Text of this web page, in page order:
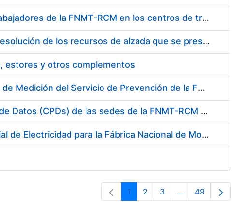
Suministro de gafas graduadas antiproyecciones para los trabajadores de la FNMT-RCM en los centros de trabajo de Madrid y Burgos
Servicios de una empresa externa para el asesoramiento y resolución de los recursos de alzada que se presentan relacionados con procesos de selección para la FNMT-RCM
estores y otros complementos
Servicio de Calibración y Verificación Externa de los Equipos de Medición del Servicio de Prevención de la FNMT-RCM
Conexión mediante Fibra Óptica de los Centros de Proceso de Datos (CPDs) de las sedes de la FNMT-RCM de Burgos y Madrid
Contratación de acuerdo marco para el Suministro de Material de Electricidad para la Fábrica Nacional de Moneda y Timbre-Real Casa de la Moneda en su centro de trabajo de Burgos
Página
1 Página
2 Página
3 ...PáginasPágina
49